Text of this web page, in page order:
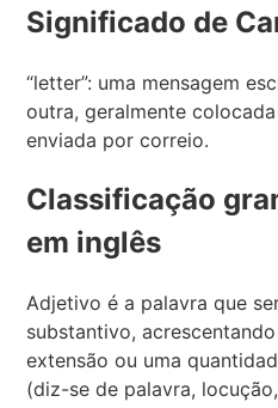
Significado de
“letter”: uma mensagem
outra, geralmente
enviada por correio.
Classificação
em inglês
Adjetivo é a palavra que
substantivo,
extensão ou uma
(diz-se de palavra,